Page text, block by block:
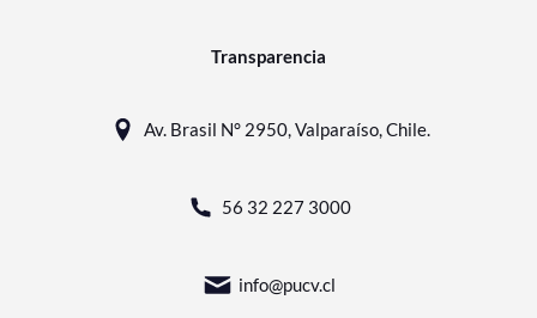
Transparencia
Av. Brasil N° 2950, Valparaíso, Chile.
56 32 227 3000
info@pucv.cl